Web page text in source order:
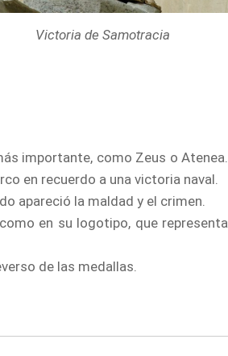
Victoria de Samotracia
importante, como Zeus o Atenea.
en recuerdo a una victoria naval.
apareció la maldad y el crimen.
en su logotipo, que representa
de las medallas.